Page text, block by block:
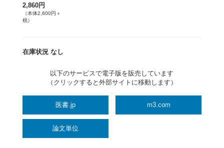
2,860円
（本体2,600円＋
税）
在庫状況 なし
以下のサービスで電子版を販売しています
（クリックすると外部サイトに移動します）
医書.jp m3.com
論文単位